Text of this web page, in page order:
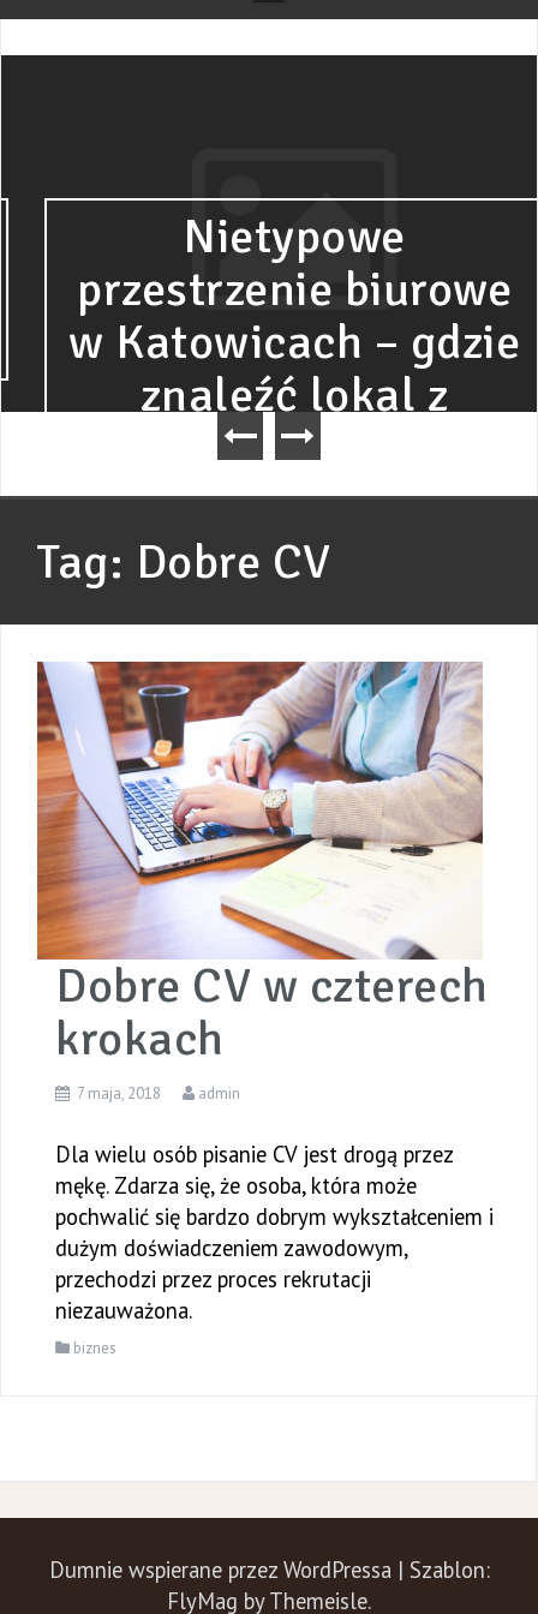
Nietypowe
przestrzenie biurowe
w Katowicach – gdzie
znaleźć lokal z
charakterem?
Tag: Dobre CV
Dobre CV w czterech
krokach
7 maja, 2018 admin
Dla wielu osób pisanie CV jest drogą przez
mękę. Zdarza się, że osoba, która może
pochwalić się bardzo dobrym wykształceniem i
dużym doświadczeniem zawodowym,
przechodzi przez proces rekrutacji
niezauważona.
biznes
Dumnie wspierane przez WordPressa | Szablon:
FlyMag by Themeisle.